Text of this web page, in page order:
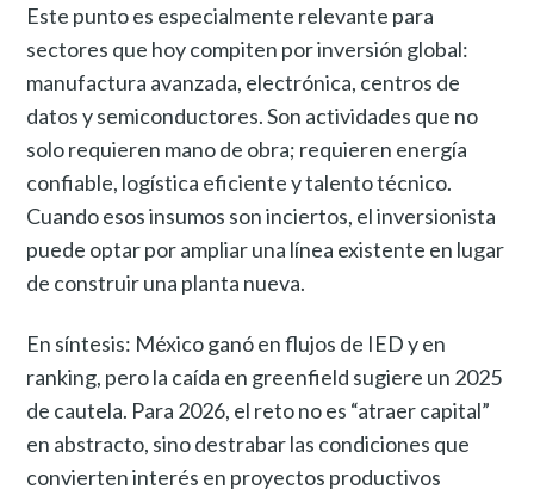
Este punto es especialmente relevante para
sectores que hoy compiten por inversión global:
manufactura avanzada, electrónica, centros de
datos y semiconductores. Son actividades que no
solo requieren mano de obra; requieren energía
confiable, logística eficiente y talento técnico.
Cuando esos insumos son inciertos, el inversionista
puede optar por ampliar una línea existente en lugar
de construir una planta nueva.
En síntesis: México ganó en flujos de IED y en
ranking, pero la caída en greenfield sugiere un 2025
de cautela. Para 2026, el reto no es “atraer capital”
en abstracto, sino destrabar las condiciones que
convierten interés en proyectos productivos